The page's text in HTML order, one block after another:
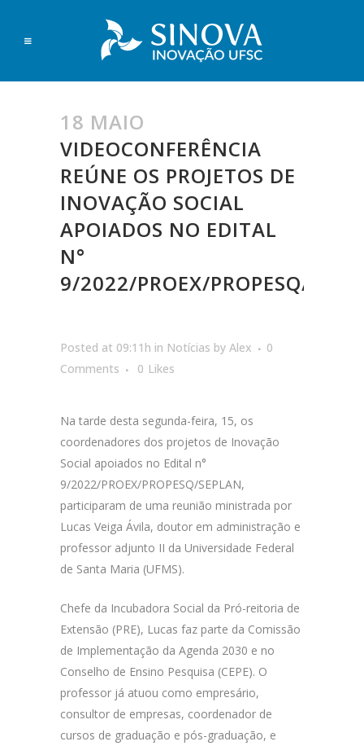
18 MAIO
VIDEOCONFERÊNCIA
REÚNE OS PROJETOS DE
INOVAÇÃO SOCIAL
APOIADOS NO EDITAL
N°
9/2022/PROEX/PROPESQ/
Posted at 09:11h in Notícias by Alex
0
Comments
0 Likes
Na tarde desta segunda-feira, 15, os
coordenadores dos projetos de Inovação
Social apoiados no Edital n°
9/2022/PROEX/PROPESQ/SEPLAN,
participaram de uma reunião ministrada por
Lucas Veiga Ávila, doutor em administração e
professor adjunto II da Universidade Federal
de Santa Maria (UFMS).
Chefe da Incubadora Social da Pró-reitoria de
Extensão (PRE), Lucas faz parte da Comissão
de Implementação da Agenda 2030 e no
Conselho de Ensino Pesquisa (CEPE). O
professor já atuou como empresário,
consultor de empresas, coordenador de
cursos de graduação e pós-graduação, e